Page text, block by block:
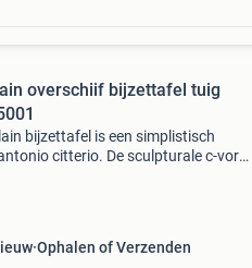
overschiif bijzettafel tuig
bijzettafel is een simplistisch
citterio. De sculpturale c-vorm
Ophalen of Verzenden